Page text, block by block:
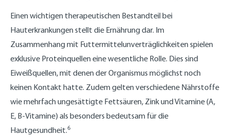
Einen wichtigen therapeutischen Bestandteil bei
Hauterkrankungen stellt die Ernährung dar. Im
Zusammenhang mit Futtermittelunverträglichkeiten spielen
exklusive Proteinquellen eine wesentliche Rolle. Dies sind
Eiweißquellen, mit denen der Organismus möglichst noch
keinen Kontakt hatte. Zudem gelten verschiedene Nährstoffe
wie mehrfach ungesättigte Fettsäuren, Zink und Vitamine (A,
E, B-Vitamine) als besonders bedeutsam für die
Hautgesundheit.6